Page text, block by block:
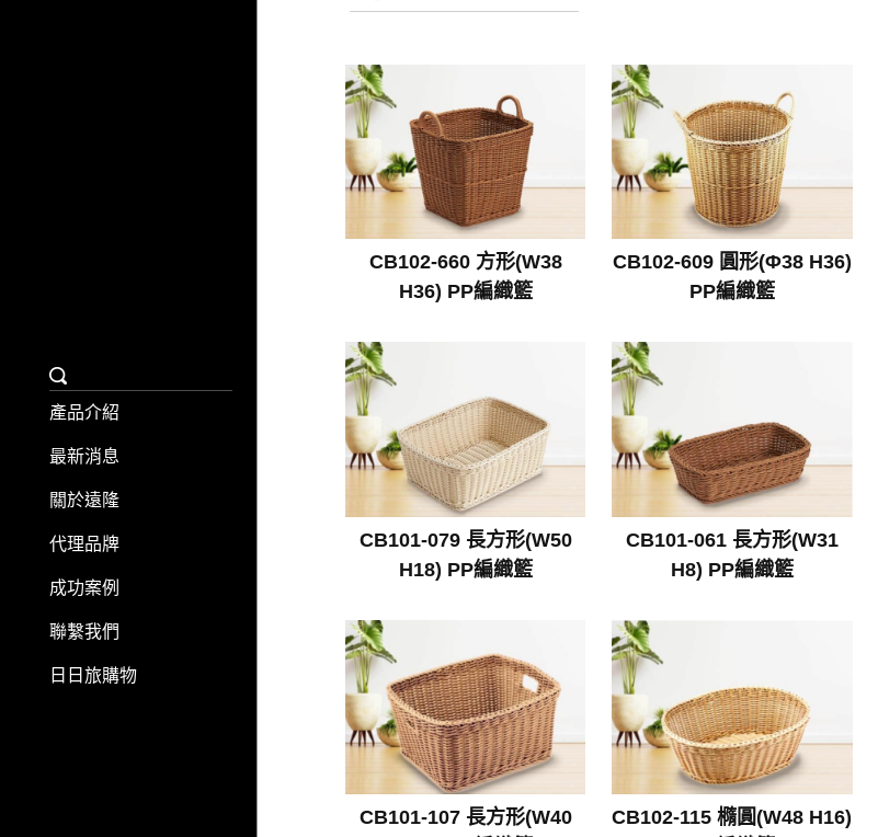
產品介紹
最新消息
關於遠隆
代理品牌
成功案例
聯繫我們
日日旅購物
CB102-660 方形(W38
H36) PP編織籃
CB102-609 圓形(Φ38 H36)
PP編織籃
CB101-079 長方形(W50
H18) PP編織籃
CB101-061 長方形(W31
H8) PP編織籃
CB101-107 長方形(W40
CB102-115 橢圓(W48 H16)